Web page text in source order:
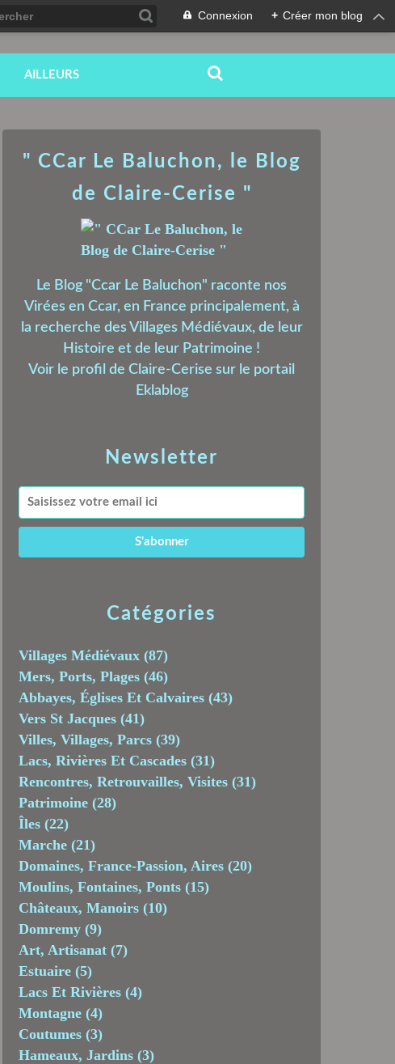
Connexion + Créer mon blog
AILLEURS
Newsletter
Catégories
Villages Médiévaux (87)
Mers, Ports, Plages (46)
Abbayes, Églises Et Calvaires (43)
Vers St Jacques (41)
Villes, Villages, Parcs (39)
Lacs, Rivières Et Cascades (31)
Rencontres, Retrouvailles, Visites (31)
Patrimoine (28)
Îles (22)
Marche (21)
Domaines, France-Passion, Aires (20)
Moulins, Fontaines, Ponts (15)
Châteaux, Manoirs (10)
Domremy (9)
Art, Artisanat (7)
Estuaire (5)
Lacs Et Rivières (4)
Montagne (4)
Coutumes (3)
Hameaux, Jardins (3)
" CCar Le Baluchon, le Blog
de Claire-Cerise "
Le Blog "Ccar Le Baluchon" raconte nos
Virées en Ccar, en France principalement, à
la recherche des Villages Médiévaux, de leur
Histoire et de leur Patrimoine !
Voir le profil de Claire-Cerise sur le portail
Eklablog